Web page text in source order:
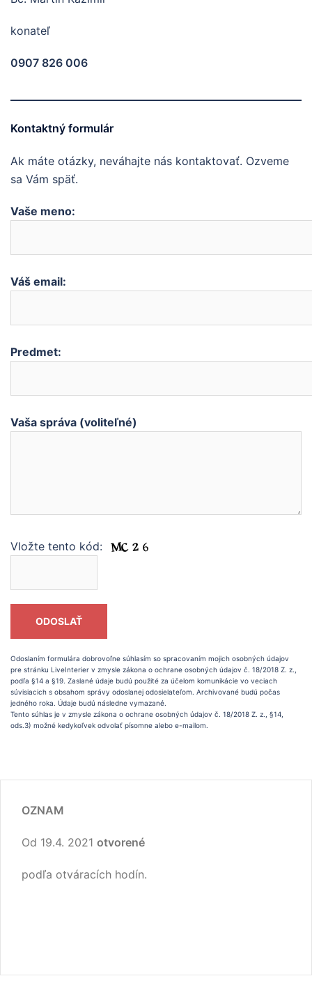
konateľ
0907 826 006
Kontaktný formulár
Ak máte otázky, neváhajte nás kontaktovať. Ozveme
sa Vám späť.
Vaše meno:
Váš email:
Predmet:
Vaša správa (voliteľné)
Vložte tento kód:
Odoslaním formulára dobrovoľne súhlasím so spracovaním mojich osobných údajov
pre stránku LiveInterier v zmysle zákona o ochrane osobných údajov č. 18/2018 Z. z.,
podľa §14 a §19. Zaslané údaje budú použité za účelom komunikácie vo veciach
súvisiacich s obsahom správy odoslanej odosielateľom. Archivované budú počas
jedného roka. Údaje budú následne vymazané.
Tento súhlas je v zmysle zákona o ochrane osobných údajov č. 18/2018 Z. z., §14,
ods.3) možné kedykoľvek odvolať písomne alebo e-mailom.
OZNAM
Od 19.4. 2021 otvorené
podľa otváracích hodín.